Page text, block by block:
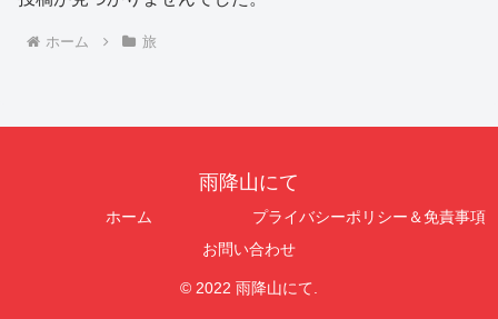
ホーム 旅
雨降山にて
ホーム
プライバシーポリシー＆免責事項
お問い合わせ
© 2022 雨降山にて.